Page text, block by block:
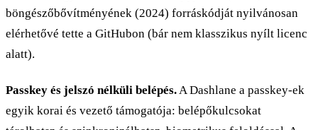
böngészőbővítményének (2024) forráskódját nyilvánosan
elérhetővé tette a GitHubon (bár nem klasszikus nyílt licenc
alatt).
Passkey és jelszó nélküli belépés. A Dashlane a passkey-ek
egyik korai és vezető támogatója: belépőkulcsokat